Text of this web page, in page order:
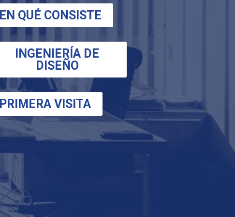
EN QUÉ CONSISTE
INGENIERÍA DE
DISEÑO
PRIMERA VISITA